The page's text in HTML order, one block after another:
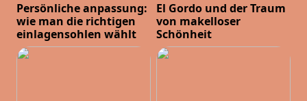
Persönliche anpassung:
wie man die richtigen
einlagensohlen wählt
El Gordo und der Traum
von makelloser
Schönheit